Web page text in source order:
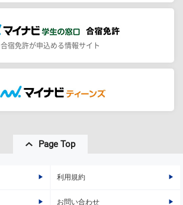
合宿免許が申込める情報サイト
Page Top
利用規約
お問い合わせ